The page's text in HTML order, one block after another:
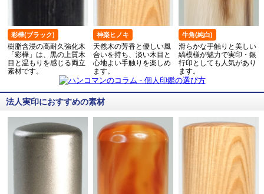
彩樺(ブラック)
樹脂含浸の高耐久強化木
「彩樺」は、黒の上質木
目と温もりを感じる両立
素材です。
神楽ヒノキ
天然木の芳香と優しい風
合いを持ち、淡い木目と
心地よい手触りを楽しめ
ます。
牛角(純白)
滑らかな手触りと美しい
縞模様が魅力で実印・銀
行印としても人気があり
ます。
法人実印におすすめの素材